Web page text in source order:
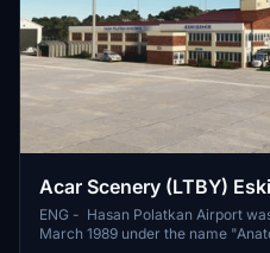
Acar Scenery (LTBY)
Airport
ENG - Hasan Polatkan Airport
March 1989 under the name